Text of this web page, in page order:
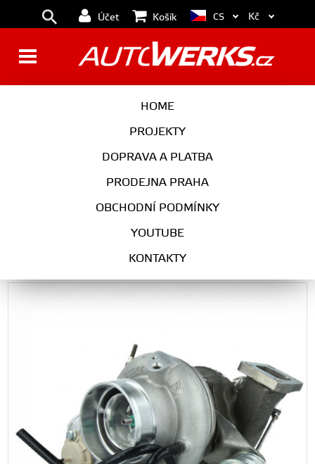
Účet Košík
HOME
PROJEKTY
DOPRAVA A PLATBA
PRODEJNA PRAHA
OBCHODNÍ PODMÍNKY
YOUTUBE
KONTAKTY
CS Kč
Turbodmychadlo BorgWarner
EFR 7670 T3 SingleScroll 0.83
s WG
Univerzální díly
Turbodmychadlo BorgWarner EFR 7670 T3 SingleScroll 0.83 s WG